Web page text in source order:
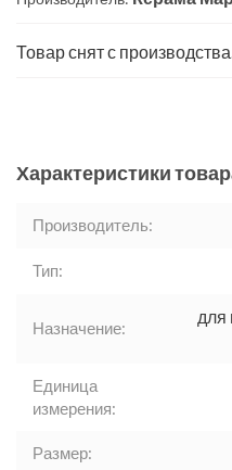
Товар снят с
Характеристики
Производитель:
Тип:
Назначение:
для
Единица
измерения:
Размер: